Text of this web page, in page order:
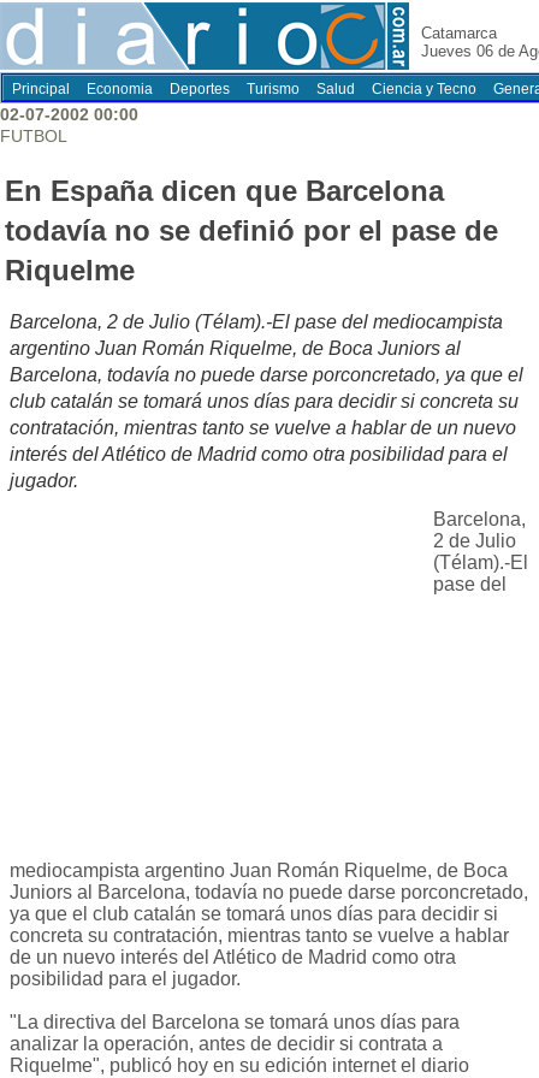
Catamarca
Jueves 06 de
Principal Economia Deportes Turismo Salud Ciencia y Tecno
02-07-2002 00:00
FUTBOL
En España dicen que Barcelona
todavía no se definió por el pase de
Riquelme
Barcelona, 2 de Julio (Télam).-El pase del mediocampista
argentino Juan Román Riquelme, de Boca Juniors al
Barcelona, todavía no puede darse porconcretado, ya que el
club catalán se tomará unos días para decidir si concreta su
contratación, mientras tanto se vuelve a hablar de un nuevo
interés del Atlético de Madrid como otra posibilidad para el
jugador.
Barcelona,
2 de Julio
(Télam).-El
pase del
mediocampista argentino Juan Román Riquelme, de Boca
Juniors al Barcelona, todavía no puede darse porconcretado,
ya que el club catalán se tomará unos días para decidir si
concreta su contratación, mientras tanto se vuelve a hablar
de un nuevo interés del Atlético de Madrid como otra
posibilidad para el jugador.
"La directiva del Barcelona se tomará unos días para
analizar la operación, antes de decidir si contrata a
Riquelme", publicó hoy en su edición internet el diario